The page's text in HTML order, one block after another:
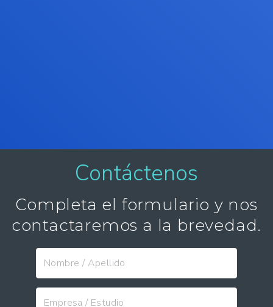
Contáctenos
Completa el formulario y nos
contactaremos a la brevedad.